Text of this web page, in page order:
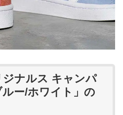
ナルス キャンパ
ー/ホワイト」の